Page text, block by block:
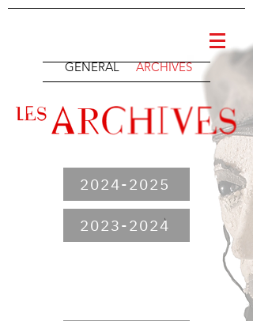
ARCHIVES
GENERAL
2024-2025
2023-2024